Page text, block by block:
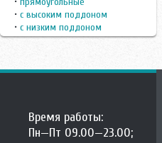
Svedbergs
Teuco
Timo
• с высоким поддоном
• с низким поддоном
Время работы:
Пн—Пт 09.00—23.00;